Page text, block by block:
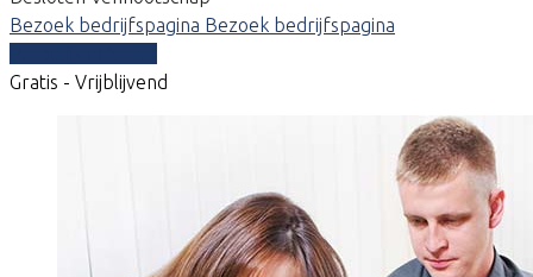
Bezoek bedrijfspagina Bezoek bedrijfspagina
Gratis - Vrijblijvend